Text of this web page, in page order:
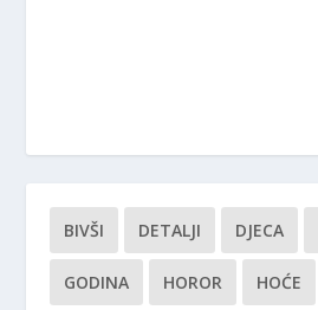
BIVŠI DETALJI DJECA
GODINA HOROR HOĆE